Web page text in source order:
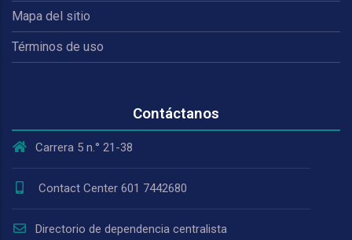
Mapa del sitio
Términos de uso
Contáctanos
Carrera 5 n.° 21-38
Contact Center 601 7442680
Directorio de dependencia centralista